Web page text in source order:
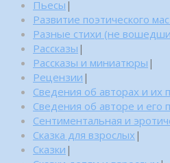
Пьесы |
Развитие поэтического
Разные стихи (не
Рассказы |
Рассказы и миниатюры |
Рецензии |
Сведения об авторах и их
Сведения об авторе и его
Сентиментальная и
Сказка для взрослых |
Сказки |